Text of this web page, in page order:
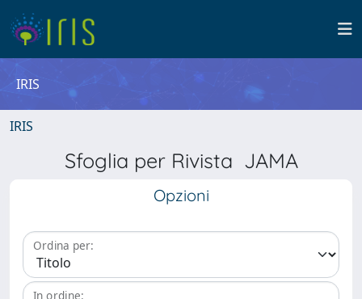
IRIS
IRIS
Sfoglia per Rivista JAMA
Opzioni
Ordina per:
In ordine: